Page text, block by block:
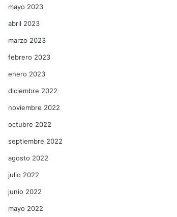
mayo 2023
abril 2023
marzo 2023
febrero 2023
enero 2023
diciembre 2022
noviembre 2022
octubre 2022
septiembre 2022
agosto 2022
julio 2022
junio 2022
mayo 2022